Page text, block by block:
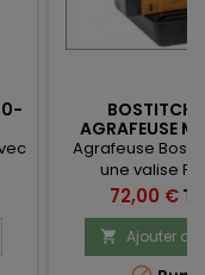
AGRAFEUSE
Agrafeuse
une valise
offertes.Utilise
6
Prix
72,00 €
 Ajouter au